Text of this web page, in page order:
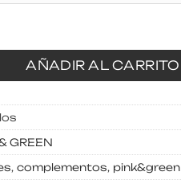
cantidad
AÑADIR AL CARRITO
GREEN
, complementos, pink&green